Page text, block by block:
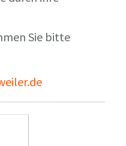
Sie bitte